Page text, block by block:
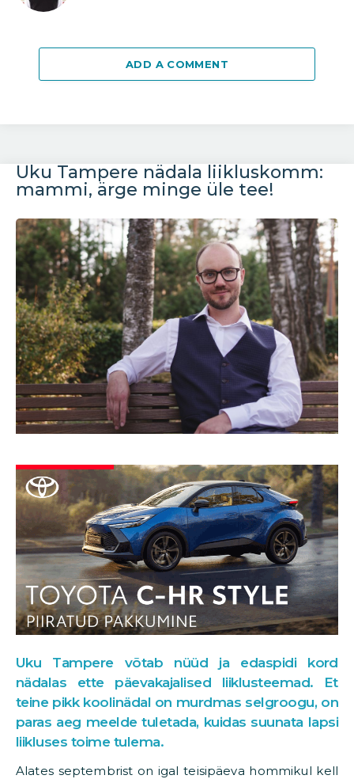
ADD A COMMENT
Uku Tampere nädala liikluskomm:
mammi, ärge minge üle tee!
Uku Tampere võtab nüüd ja edaspidi kord
nädalas ette päevakajalised liiklusteemad. Et
teine pikk koolinädal on murdmas selgroogu, on
paras aeg meelde tuletada, kuidas suunata lapsi
liikluses toime tulema.
Alates septembrist on igal teisipäeva hommikul kell